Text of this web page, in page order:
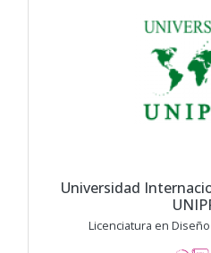
Universidad
Licenciatura en